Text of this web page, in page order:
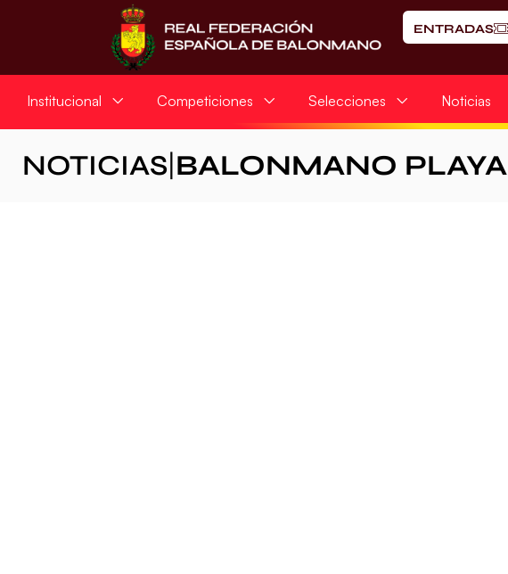
ENTRADAS
Institucional Competiciones Selecciones Noticias
NOTICIAS BALONMANO PLAYA